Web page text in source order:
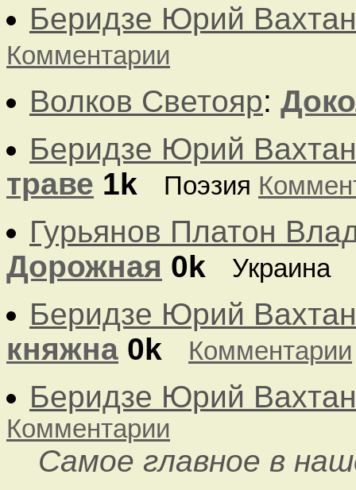
Беридзе Юрий
Комментарии
Волков Светояр:
Беридзе Юрий
траве 1k Поэзия
Гурьянов Платон
Дорожная 0k Украина
Беридзе Юрий
княжна 0k Комментарии
Беридзе Юрий
Комментарии
Самое главное в